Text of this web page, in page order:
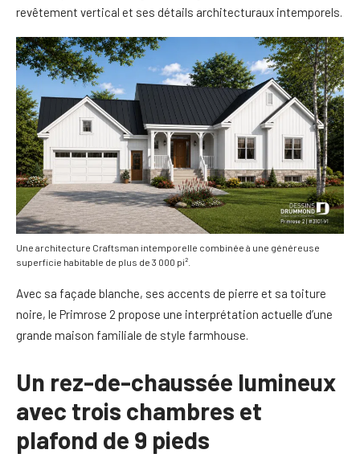
revêtement vertical et ses détails architecturaux intemporels.
Une architecture Craftsman intemporelle combinée à une généreuse
superficie habitable de plus de 3 000 pi².
Avec sa façade blanche, ses accents de pierre et sa toiture
noire, le Primrose 2 propose une interprétation actuelle d’une
grande maison familiale de style farmhouse.
Un rez-de-chaussée lumineux
avec trois chambres et
plafond de 9 pieds